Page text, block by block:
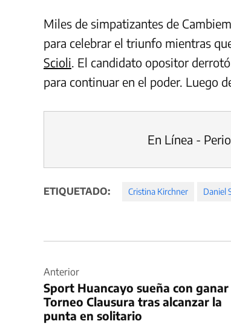
Miles de simpatizantes de
para celebrar el triunfo mientras
Scioli. El candidato opositor
para continuar en el poder. Luego
En Línea -
ETIQUETADO: Cristina Kirchner Daniel
de
entradas
Anterior
Sport Huancayo sueña con ganar
Torneo Clausura tras alcanzar la
punta en solitario